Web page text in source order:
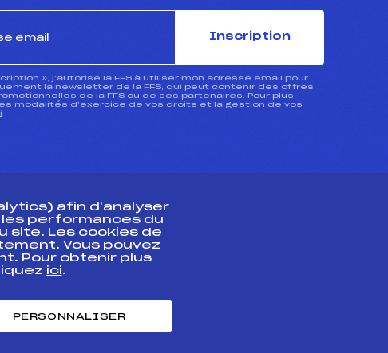
Inscription
», j’autorise la FFS à utiliser mon adresse email pour
la newsletter de la FFS, qui peut contenir des offres
de la FFS ou de ses partenaires. Pour plus
modalités d’exercice de vos droits et la gestion de vos
l’athlète
professionnel
afin d’analyser
performances du
site. Les cookies de
Vous pouvez
Pour obtenir plus
ici.
PERSONNALISER